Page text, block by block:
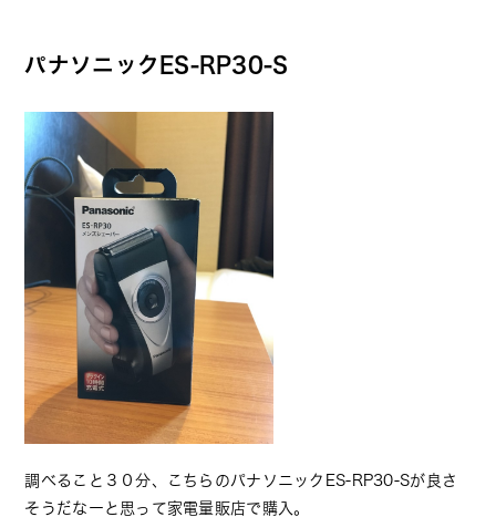
パナソニックES-RP30-S
調べること３０分、こちらのパナソニックES-RP30-Sが良さ
そうだなーと思って家電量販店で購入。